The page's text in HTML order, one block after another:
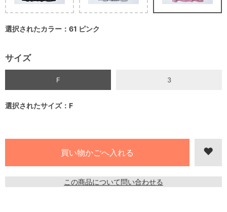
選択されたカラー：61 ピンク
サイズ
F 3
選択されたサイズ：F
この商品について問い合わせる